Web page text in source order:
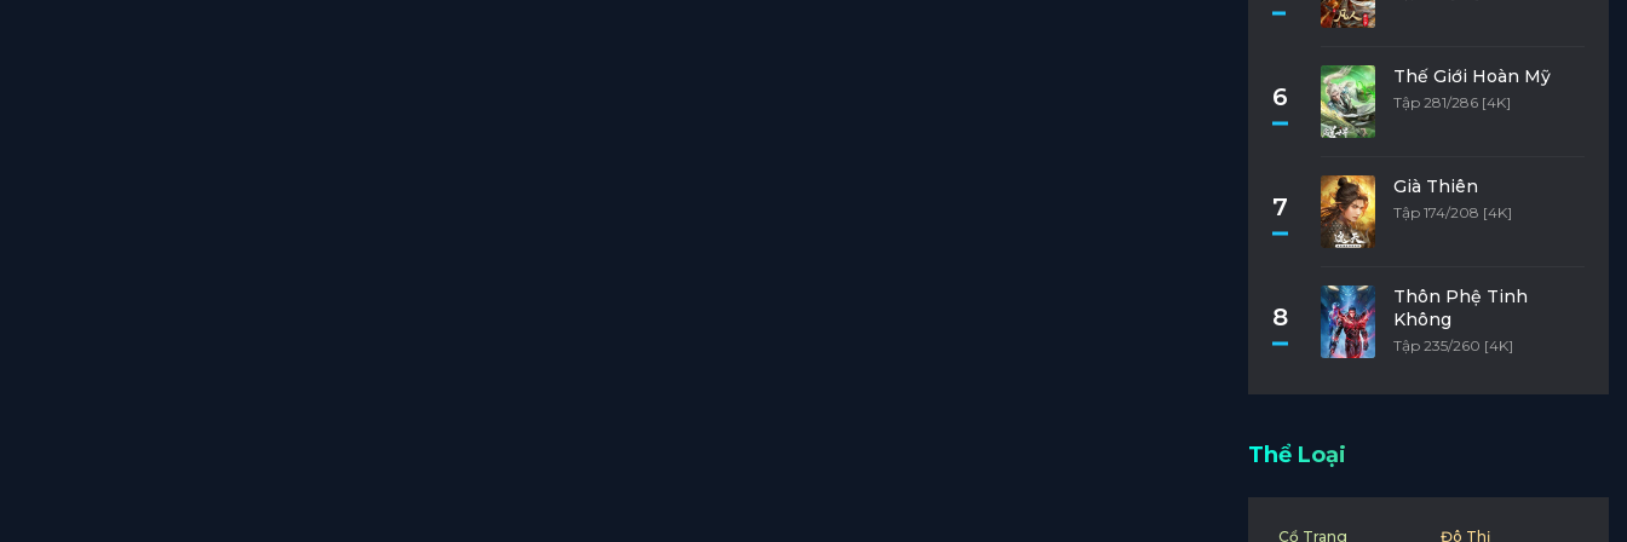
6
Thế Giới Hoàn Mỹ
Tập 281/286 [4K]
7
Già Thiên
Tập 174/208 [4K]
8
Thôn Phệ Tinh
Không
Tập 235/260 [4K]
Thể Loại
Cổ Trang Đô Thị